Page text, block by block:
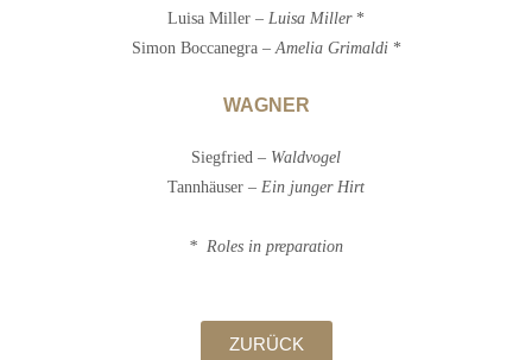
Luisa Miller – Luisa Miller*
Simon Boccanegra –Amelia Grimaldi*
WAGNER
Siegfried – Waldvogel
Tannhäuser – Ein junger Hirt
* Roles in preparation
ZURÜCK